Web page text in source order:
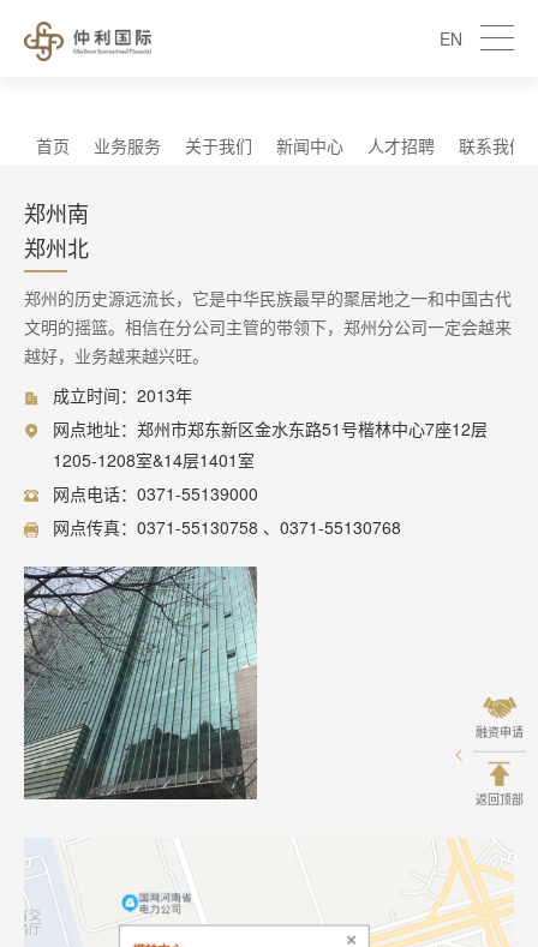
EN
首页 业务服务 关于我们 新闻中心 人才招聘 联系我们
郑州南
郑州北
郑州的历史源远流长，它是中华民族最早的聚居地之一和中国古代
文明的摇篮。相信在分公司主管的带领下，郑州分公司一定会越来
越好，业务越来越兴旺。
成立时间：2013年
网点地址：郑州市郑东新区金水东路51号楷林中心7座12层
1205-1208室&14层1401室
网点电话：0371-55139000
网点传真：0371-55130758 、0371-55130768
融资申请
返回顶部